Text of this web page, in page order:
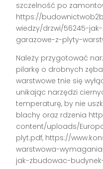
szczelność po
https://
wiedzy/drzwi/56245-
garazowe-z-plyty-
Należy przygotować
pilarkę o drobnych
warstwowe tnie się
unikając narzędzi
temperaturę, by nie
blachy oraz rdzenia
content/uploads/
plyt.pdf, https://
warstwowa-
jak-zbudowac-